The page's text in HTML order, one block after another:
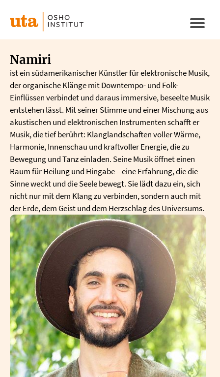
zum
Inhalt
Namiri
ist ein südamerikanischer Künstler für elektronische Musik,
der organische Klänge mit Downtempo- und Folk-
Einflüssen verbindet und daraus immersive, beseelte Musik
entstehen lässt. Mit seiner Stimme und einer Mischung aus
akustischen und elektronischen Instrumenten schafft er
Musik, die tief berührt: Klanglandschaften voller Wärme,
Harmonie, Innenschau und kraftvoller Energie, die zu
Bewegung und Tanz einladen. Seine Musik öffnet einen
Raum für Heilung und Hingabe – eine Erfahrung, die die
Sinne weckt und die Seele bewegt. Sie lädt dazu ein, sich
nicht nur mit dem Klang zu verbinden, sondern auch mit
der Erde, dem Geist und dem Herzschlag des Universums.